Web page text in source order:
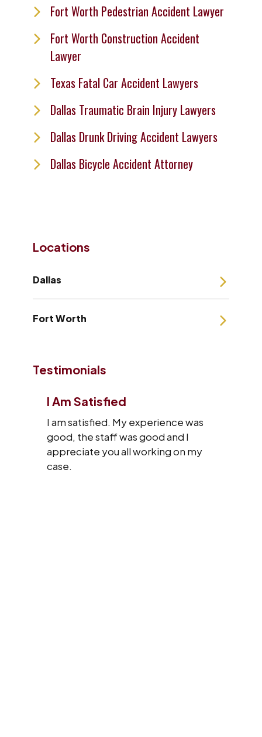
Fort Worth Pedestrian Accident Lawyer
Fort Worth Construction Accident
Lawyer
Texas Fatal Car Accident Lawyers
Dallas Traumatic Brain Injury Lawyers
Dallas Drunk Driving Accident Lawyers
Dallas Bicycle Accident Attorney
Locations
Dallas
Fort Worth
Testimonials
I Am Satisfied
I am satisfied. My experience was
good, the staff was good and I
appreciate you all working on my
case.